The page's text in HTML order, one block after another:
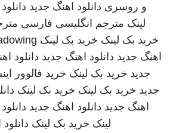
و روسری دانلود اهنگ جدید
لینک مترجم انگلیسی فارسی
خرید بک لینک خرید بک لینک
اهنگ جدید دانلود اهنگ جدید دانلود
جدید خرید بک لینک خرید فالوور
جدید خرید بک لینک خرید بک لینک
اهنگ جدید دانلود اهنگ جدید
لینک خرید بک لینک